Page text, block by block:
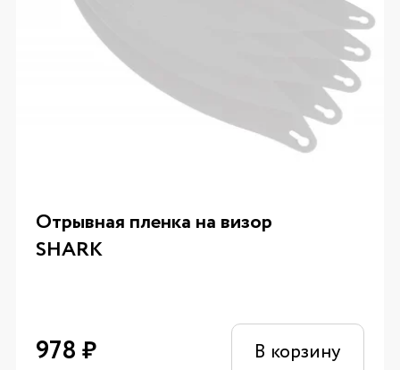
Отрывная пленка на визор
SHARK
978 ₽ В корзину